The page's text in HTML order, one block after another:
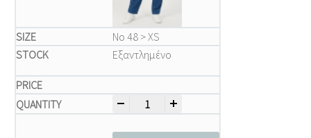
Νο 48 > XS
Εξαντλημένο
Παντελόνι μεγάλα μεγέθη quantity